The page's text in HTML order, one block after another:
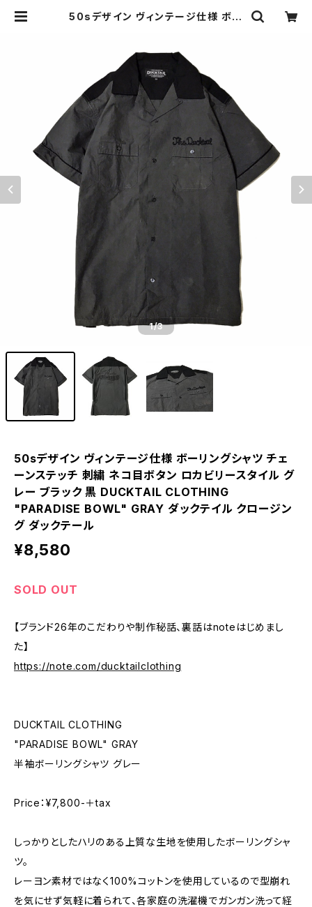
50sデザイン ヴィンテージ仕様 ボー
レー ブラック 黒 DUCKTAIL CLOT
HING "PARADISE BOWL" GRA
Y ダックテイル クロージング ダック
テール | THE DUCKTAIL CLOTHI
NG CO. ONLINE STORE
1/3
50sデザイン ヴィンテージ仕様 ボーリングシャツ チェ
ーンステッチ 刺繍 ネコ目ボタン ロカビリースタイル グ
レー ブラック 黒 DUCKTAIL CLOTHING
"PARADISE BOWL" GRAY ダックテイル クロージン
グ ダックテール
¥8,580
SOLD OUT
【ブランド26年のこだわりや制作秘話、裏話はnoteはじめまし
た】
https://note.com/ducktailclothing
DUCKTAIL CLOTHING
"PARADISE BOWL" GRAY
半袖ボーリングシャツ グレー
Price：¥7,800-＋tax
しっかりとしたハリのある上質な生地を使用したボーリングシャ
ツ。
レーヨン素材ではなく100%コットンを使用しているので型崩れ
を気にせず気軽に着られて、各家庭の洗濯機でガンガン洗って経